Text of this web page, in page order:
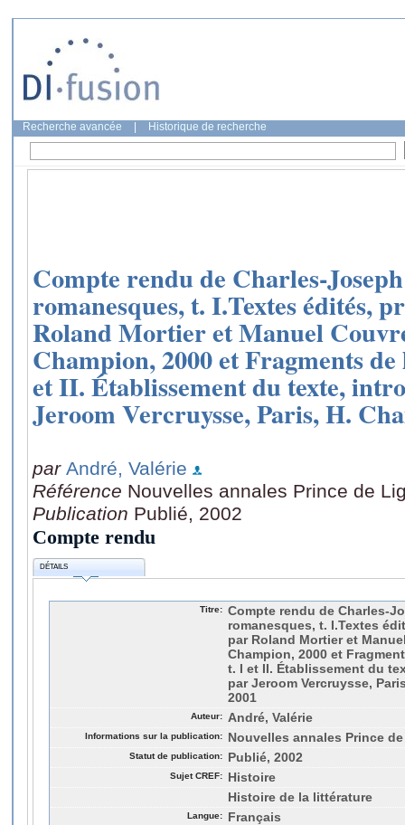
Recherche avancée Historique de recherche
Compte rendu de Charles-
romanesques, t. I.Textes édités,
Roland Mortier et Manuel
Champion, 2000 et Fragments
et II. Établissement du texte,
Jeroom Vercruysse, Paris, H.
par André, Valérie
Référence Nouvelles annales Prince de
Publication Publié, 2002
Compte rendu
DÉTAILS
Titre: Compte rendu de Charles-
romanesques, t. I.Textes
par Roland Mortier et
Champion, 2000 et
t. I et II. Établissement du
par Jeroom Vercruysse,
2001
Auteur: André, Valérie
Informations sur la publication: Nouvelles annales Prince
Statut de publication: Publié, 2002
Sujet CREF:
Histoire
Histoire de la littérature
Langue: Français